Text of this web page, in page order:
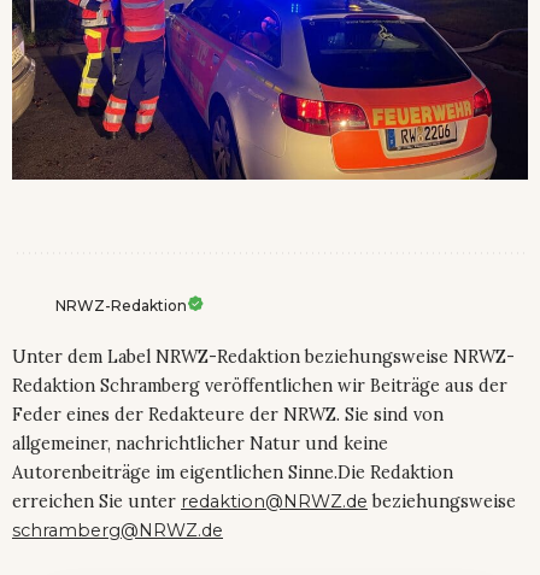
NRWZ-Redaktion
Unter dem Label NRWZ-Redaktion beziehungsweise NRWZ-
Redaktion Schramberg veröffentlichen wir Beiträge aus der
Feder eines der Redakteure der NRWZ. Sie sind von
allgemeiner, nachrichtlicher Natur und keine
Autorenbeiträge im eigentlichen Sinne.Die Redaktion
erreichen Sie unter redaktion@NRWZ.de beziehungsweise
schramberg@NRWZ.de